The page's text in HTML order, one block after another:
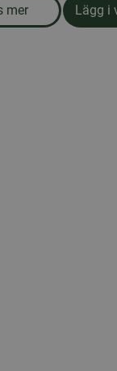
mer
om produkten
Lägg i